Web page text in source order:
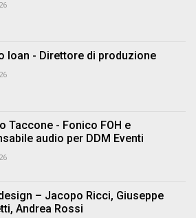
Ioan - Direttore di produzione
Taccone - Fonico FOH e
audio per DDM Eventi
– Jacopo Ricci, Giuseppe
Andrea Rossi